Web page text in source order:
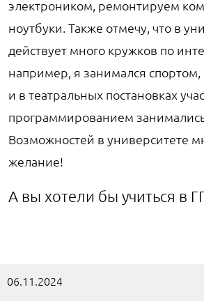
электроником, ремонтируем
ноутбуки. Также отмечу, что в
действует много кружков по
например, я занимался спортом,
и в театральных постановках
программированием
Возможностей в университете
желание!
А вы хотели бы учиться в
06.11.2024